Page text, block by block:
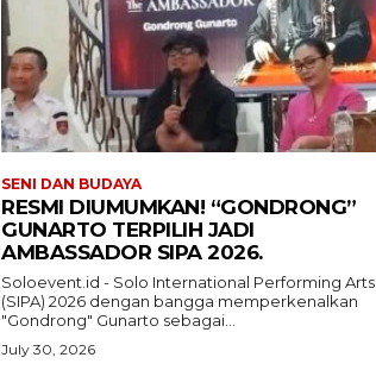
SENI DAN BUDAYA
RESMI DIUMUMKAN! “GONDRONG”
GUNARTO TERPILIH JADI
AMBASSADOR SIPA 2026.
Soloevent.id - Solo International Performing Arts
(SIPA) 2026 dengan bangga memperkenalkan
"Gondrong" Gunarto sebagai...
July 30, 2026